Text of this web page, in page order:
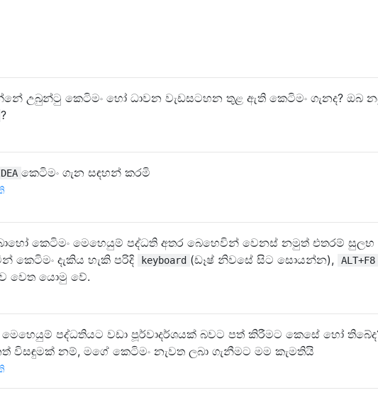
උබුන්ටු කෙටිමං හෝ ධාවන වැඩසටහන තුළ ඇති කෙටිමං ගැනද? ඔබ
?
කෙටිමං ගැන සඳහන් කරමි
කෙටිමං මෙහෙයුම් පද්ධති අතර බෙහෙවින් වෙනස් නමුත් එතරම් සුලභ
කෙටිමං දැකිය හැකි පරිදි
keyboard (ඩෑෂ් නිවසේ සිට සොයන්න), ALT+F8
වෙත යොමු වේ.
මෙහෙයුම් පද්ධතියට වඩා පූර්වාදර්ශයක් බවට පත් කිරීමට කෙසේ හෝ
විසඳුමක් නම්, මගේ කෙටිමං නැවත ලබා ගැනීමට මම කැමතියි